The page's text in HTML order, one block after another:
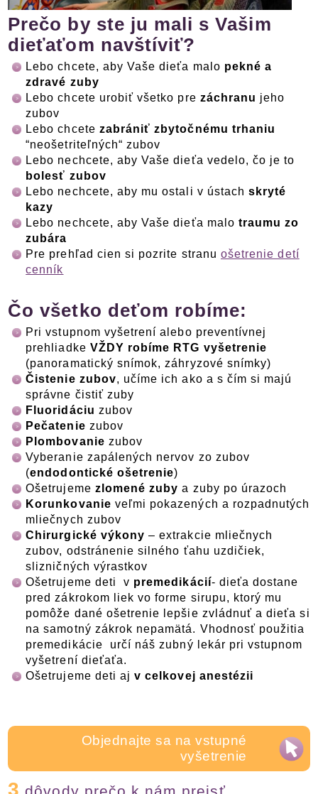
3
Prečo by ste ju mali s Vašim
dieťaťom navštíviť?
Lebo chcete, aby Vaše dieťa malo pekné a
zdravé zuby
Lebo chcete urobiť všetko pre záchranu jeho
zubov
Lebo chcete zabrániť zbytočnému trhaniu
“neošetriteľných“ zubov
Lebo nechcete, aby Vaše dieťa vedelo, čo je to
bolesť zubov
Lebo nechcete, aby mu ostali v ústachskryté
kazy
Lebo nechcete, aby Vaše dieťa malo traumu zo
zubára
Pre prehľad cien si pozrite stranu ošetrenie detí
cenník
Čo všetko deťom robíme:
Pri vstupnom vyšetrení alebo preventívnej
prehliadke VŽDY robíme RTG vyšetrenie
(panoramatický snímok, záhryzové snímky)
Čistenie zubov, učíme ich ako a s čím si majú
správne čistiť zuby
Fluoridáciu zubov
Pečatenie zubov
Plombovanie zubov
Vyberanie zapálených nervov zo zubov
(endodontické ošetrenie)
Ošetrujeme zlomené zuby a zuby po úrazoch
Korunkovanie veľmi pokazených a rozpadnutých
mliečnych zubov
Chirurgické výkony – extrakcie mliečnych
zubov, odstránenie silného ťahu uzdičiek,
slizničných výrastkov
Ošetrujeme deti v premedikácií- dieťa dostane
pred zákrokom liek vo forme sirupu, ktorý mu
pomôže dané ošetrenie lepšie zvládnuť a dieťa si
na samotný zákrok nepamätá. Vhodnosť použitia
premedikácie určí náš zubný lekár pri vstupnom
vyšetrení dieťaťa.
Ošetrujeme deti ajv celkovej anestézii
Objednajte sa na vstupné
vyšetrenie